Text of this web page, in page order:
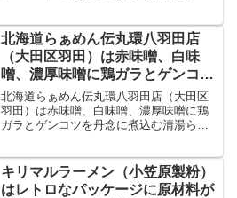
のか、きのこの栄養は水溶性でカレーと
相性がいいと説いています。
北海道らぁめん伝丸環八羽田店
（大田区羽田）は赤味噌、白味
噌、濃厚味噌に鶏ガラとゲンコツ
を丹念に煮込む清湯らーめん
北海道らぁめん伝丸環八羽田店（大田区
羽田）は赤味噌、白味噌、濃厚味噌に鶏
ガラとゲンコツを丹念に煮込む清湯らー
るメニューのバリエーション。コクのあ
るスープと合います。
キリマルラーメン（小笠原製粉）
はレトロなパッケージに原材料が